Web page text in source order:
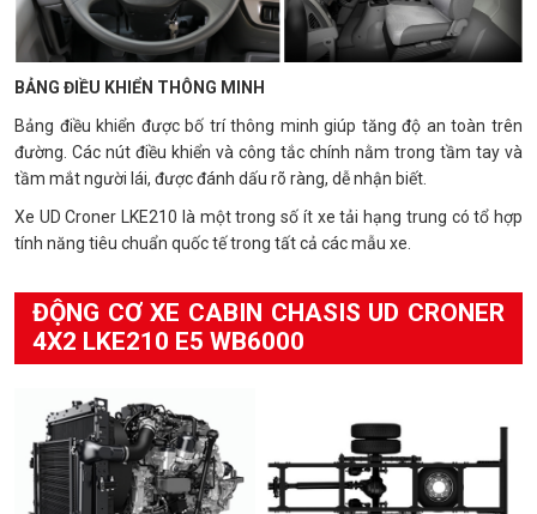
BẢNG ĐIỀU KHIỂN THÔNG MINH
Bảng điều khiển được bố trí thông minh giúp tăng độ an toàn trên
đường. Các nút điều khiển và công tắc chính nằm trong tầm tay và
tầm mắt người lái, được đánh dấu rõ ràng, dễ nhận biết.
Xe UD Croner LKE210 là một trong số ít xe tải hạng trung có tổ hợp
tính năng tiêu chuẩn quốc tế trong tất cả các mẫu xe.
ĐỘNG CƠ XE CABIN CHASIS UD CRONER
4X2 LKE210 E5 WB6000